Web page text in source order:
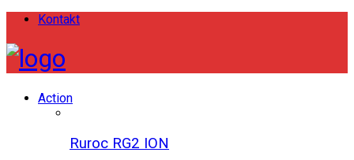
Kontakt
Action
Ruroc RG2 ION